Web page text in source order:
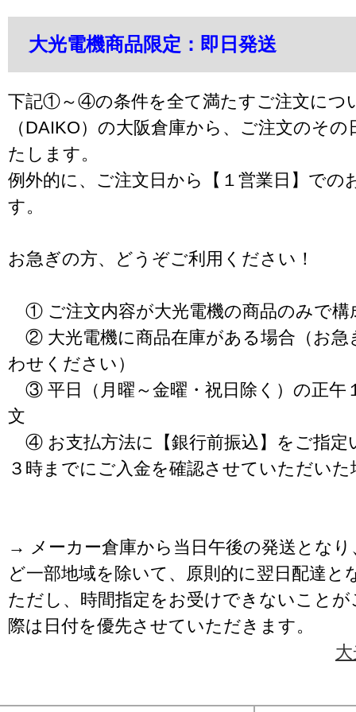
大光電機商品限定：即日発送
下記①～④の条件を全て満たすご注文につ
（DAIKO）の大阪倉庫から、ご注文のそ
たします。
例外的に、ご注文日から【１営業日】での
す。
お急ぎの方、どうぞご利用ください！
① ご注文内容が大光電機の商品のみで構
② 大光電機に商品在庫がある場合（お急
わせください）
③ 平日（月曜～金曜・祝日除く）の正午
文
④ お支払方法に【銀行前振込】をご指定
３時までにご入金を確認させていただいた
→ メーカー倉庫から当日午後の発送となり
ど一部地域を除いて、原則的に翌日配達と
ただし、時間指定をお受けできないこと
際は日付を優先させていただきます。